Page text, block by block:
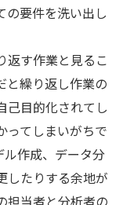
の要件を洗い出し
返す作業と見るこ
と繰り返し作業の
己目的化されてし
ってしまいがちで
ル作成、データ分
したりする余地が
担当者と分析者の